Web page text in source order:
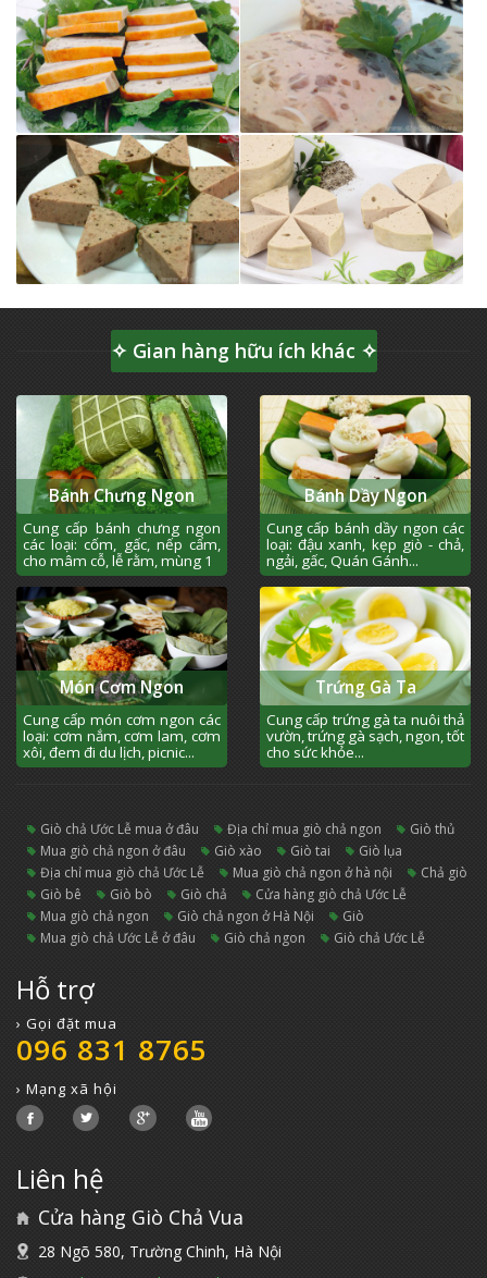
✧ Gian hàng hữu ích khác ✧
Bánh Chưng Ngon
Cung cấp bánh chưng ngon
các loại: cốm, gấc, nếp cẩm,
cho mâm cỗ, lễ rằm, mùng 1
Bánh Dầy Ngon
Cung cấp bánh dầy ngon các
loại: đậu xanh, kẹp giò - chả,
ngải, gấc, Quán Gánh...
Món Cơm Ngon
Cung cấp món cơm ngon các
loại: cơm nắm, cơm lam, cơm
xôi, đem đi du lịch, picnic...
Trứng Gà Ta
Cung cấp trứng gà ta nuôi thả
vườn, trứng gà sạch, ngon, tốt
cho sức khỏe...
giò chả Ước Lễ mua ở đâu địa chỉ mua giò chả ngon
giò thủ
mua giò chả ngon ở đâu
giò xào giò tai
giò lụa
địa chỉ mua giò chả Ước Lễ
mua giò chả ngon ở hà nội
chả giò
giò bê
giò bò giò chả
cửa hàng giò chả Ước Lễ
mua giò chả ngon
giò chả ngon ở Hà Nội
giò
mua giò chả Ước Lễ ở đâu
giò chả ngon Giò chả Ước Lễ
Hỗ trợ
› Gọi đặt mua
096 831 8765
› Mạng xã hội
Liên hệ
Cửa hàng Giò Chả Vua
28 Ngõ 580, Trường Chinh, Hà Nội